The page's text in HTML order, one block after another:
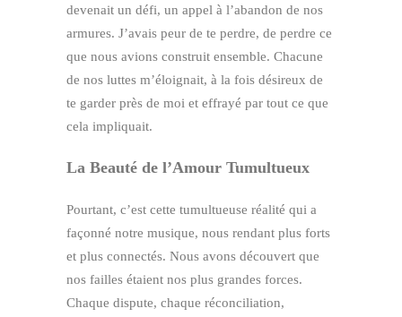
devenait un défi, un appel à l’abandon de nos
armures. J’avais peur de te perdre, de perdre ce
que nous avions construit ensemble. Chacune
de nos luttes m’éloignait, à la fois désireux de
te garder près de moi et effrayé par tout ce que
cela impliquait.
La Beauté de l’Amour Tumultueux
Pourtant, c’est cette tumultueuse réalité qui a
façonné notre musique, nous rendant plus forts
et plus connectés. Nous avons découvert que
nos failles étaient nos plus grandes forces.
Chaque dispute, chaque réconciliation,